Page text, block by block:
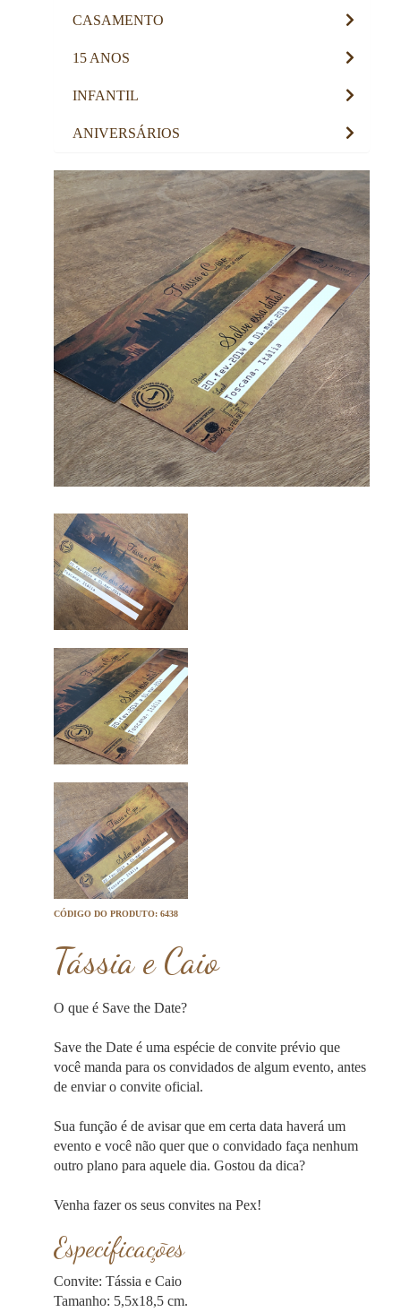
CASAMENTO
15 ANOS
INFANTIL
ANIVERSÁRIOS
CÓDIGO DO PRODUTO: 6438
Tássia e Caio
O que é Save the Date?
Save the Date é uma espécie de convite prévio que
você manda para os convidados de algum evento, antes
de enviar o convite oficial.
Sua função é de avisar que em certa data haverá um
evento e você não quer que o convidado faça nenhum
outro plano para aquele dia. Gostou da dica?
Venha fazer os seus convites na Pex!
Especificações
Convite: Tássia e Caio
Tamanho: 5,5x18,5 cm.